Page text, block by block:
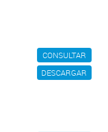
CONSULTAR
DESCARGAR